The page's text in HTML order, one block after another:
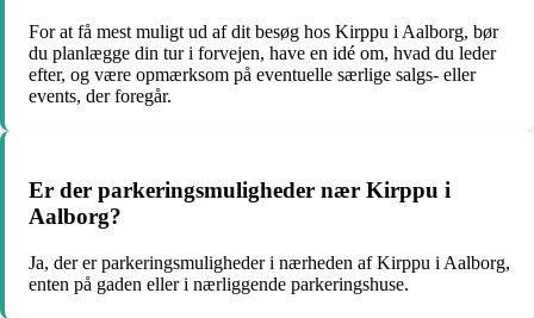
For at få mest muligt ud af dit besøg hos Kirppu i Aalborg, bør
du planlægge din tur i forvejen, have en idé om, hvad du leder
efter, og være opmærksom på eventuelle særlige salgs- eller
events, der foregår.
Er der parkeringsmuligheder nær Kirppu i
Aalborg?
Ja, der er parkeringsmuligheder i nærheden af Kirppu i Aalborg,
enten på gaden eller i nærliggende parkeringshuse.